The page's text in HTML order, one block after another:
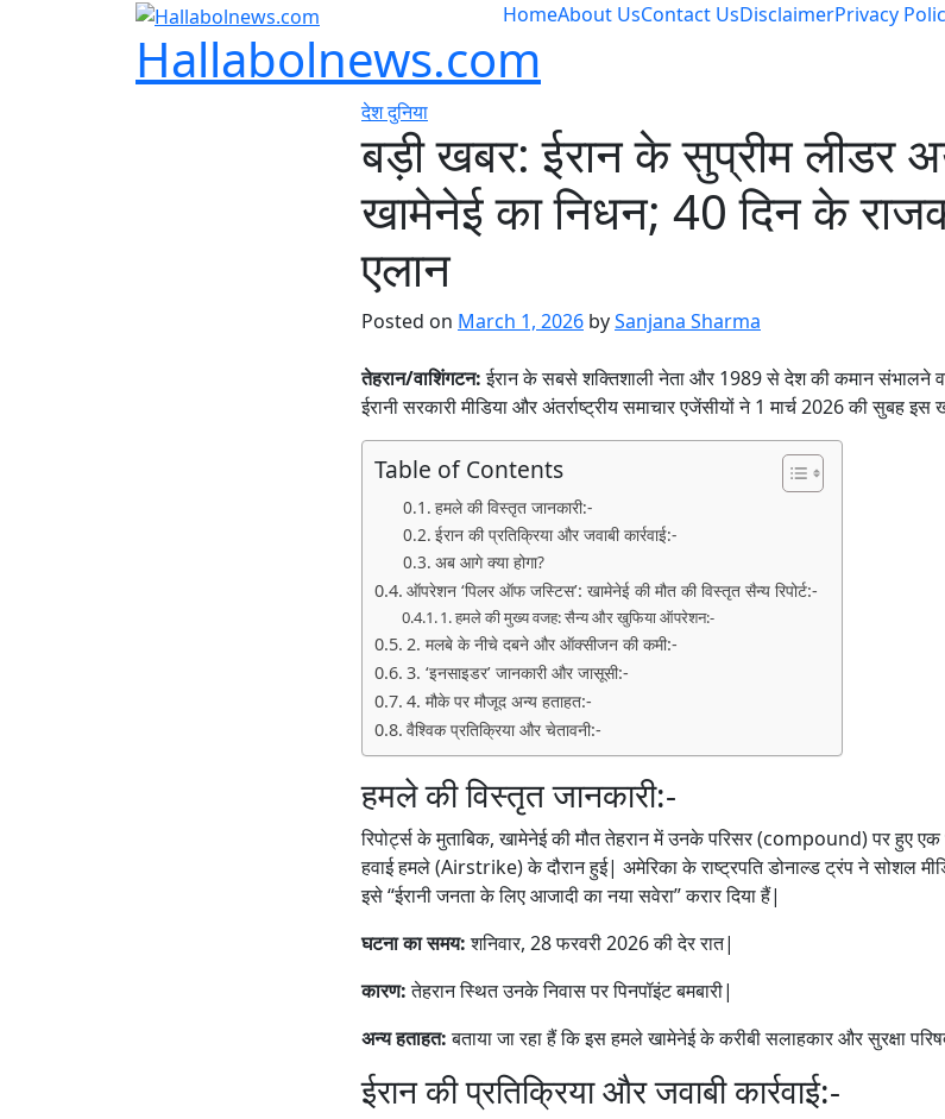
Hallabolnews.com
HomeAbout UsContact UsDisclaimerPrivacy
देश दुनिया
बड़ी खबर: ईरान के सुप्रीम लीडर
खामेनेई का निधन; 40 दिन के
एलान
Posted on March 1, 2026 bySanjana Sharma
तेहरान/वाशिंगटन:ईरान के सबसे शक्तिशाली नेता और 1989 से देश की कमान संभालने
ईरानी सरकारी मीडिया और अंतर्राष्ट्रीय समाचार एजेंसीयों ने 1 मार्च 2026 की सुबह इस
Table of Contents
हमले की विस्तृत जानकारी:-
ईरान की प्रतिक्रिया और जवाबी कार्रवाई:-
अब आगे क्या होगा?
ऑपरेशन ‘पिलर ऑफ जस्टिस’: खामेनेई की मौत की विस्तृत सैन्य रिपोर्ट:-
1. हमले की मुख्य वजह: सैन्य और खुफिया ऑपरेशन:-
2. मलबे के नीचे दबने और ऑक्सीजन की कमी:-
3. ‘इनसाइडर’ जानकारी और जासूसी:-
4. मौके पर मौजूद अन्य हताहत:-
वैश्विक प्रतिक्रिया और चेतावनी:-
हमले की विस्तृत जानकारी:-
रिपोर्ट्स के मुताबिक, खामेनेई की मौत तेहरान में उनके परिसर (compound) पर हुए
हवाई हमले (Airstrike) के दौरान हुई| अमेरिका के राष्ट्रपति डोनाल्ड ट्रंप ने सोशल
इसे “ईरानी जनता के लिए आजादी का नया सवेरा” करार दिया हैं|
घटना का समय:शनिवार, 28 फरवरी 2026 की देर रात|
कारण:तेहरान स्थित उनके निवास पर पिनपॉइंट बमबारी|
अन्य हताहत:बताया जा रहा हैं कि इस हमले खामेनेई के करीबी सलाहकार और सुरक्षा
ईरान की प्रतिक्रिया और जवाबी कार्रवाई:-